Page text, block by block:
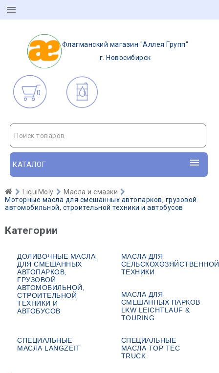
Флагманский магазин "Аллея Групп"
г. Новосибирск
0
Поиск товаров
КАТАЛОГ
LiquiMoly
Масла и смазки
Моторные масла для смешанных автопарков, грузовой
автомобильной, строительной техники и автобусов
Категории
ДОЛИВОЧНЫЕ МАСЛА
ДЛЯ СМЕШАННЫХ
АВТОПАРКОВ,
ГРУЗОВОЙ
АВТОМОБИЛЬНОЙ,
СТРОИТЕЛЬНОЙ
ТЕХНИКИ И
АВТОБУСОВ
МАСЛА ДЛЯ
СЕЛЬСКОХОЗЯЙСТВЕННОЙ
ТЕХНИКИ
МАСЛА ДЛЯ
СМЕШАННЫХ ПАРКОВ
LKW LEICHTLAUF &
TOURING
СПЕЦИАЛЬНЫЕ
МАСЛА LANGZEIT
СПЕЦИАЛЬНЫЕ
МАСЛА TOP TEC
TRUCK